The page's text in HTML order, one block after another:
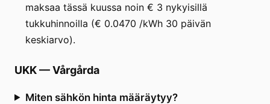
maksaa tässä kuussa noin € 3 nykyisillä
tukkuhinnoilla (€ 0.0470 /kWh 30 päivän
keskiarvo).
UKK—Vårgårda
Miten sähkön hinta määräytyy?